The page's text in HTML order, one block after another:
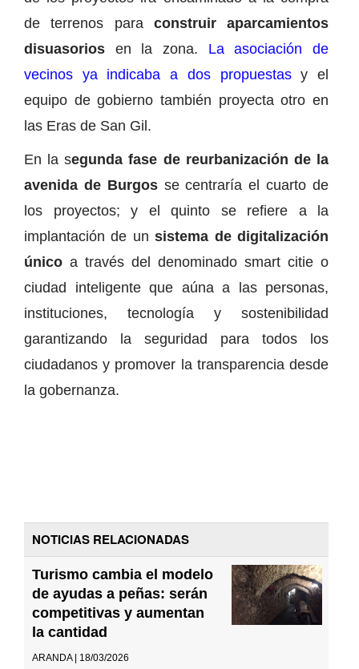
de terrenos para construir aparcamientos
disuasorios en la zona. La asociación de
vecinos ya indicaba a dos propuestasy el
equipo de gobierno también proyecta otro en
las Eras de San Gil.
En la segunda fase de reurbanización de la
avenida de Burgos se centraría el cuarto de
los proyectos; y el quinto se refiere a la
implantación de unsistema de digitalización
único a través del denominado smart citie o
ciudad inteligente que aúna a las personas,
instituciones, tecnología y sostenibilidad
garantizando la seguridad para todos los
ciudadanos y promover la transparencia desde
la gobernanza.
NOTICIAS RELACIONADAS
Turismo cambia el modelo
de ayudas a peñas: serán
competitivas y aumentan
la cantidad
ARANDA | 18/03/2026